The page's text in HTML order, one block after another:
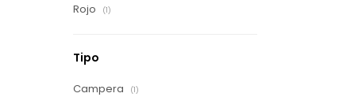
Rojo (1)
Tipo
Campera (1)